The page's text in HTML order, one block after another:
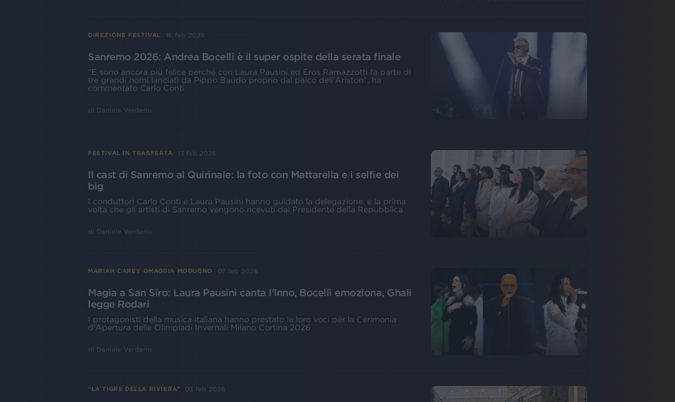
DIREZIONE FESTIVAL 16 feb 2026
Sanremo 2026: Andrea Bocelli è il super ospite della serata finale
"E sono ancora più felice perché con Laura Pausini ed Eros Ramazzotti fa parte di
tre grandi nomi lanciati da Pippo Baudo proprio dal palco dell'Ariston”, ha
commentato Carlo Conti
di Daniele Verderio
FESTIVAL IN TRASFERTA 13 feb 2026
Il cast di Sanremo al Quirinale: la foto con Mattarella e i selfie dei
big
I conduttori Carlo Conti e Laura Pausini hanno guidato la delegazione: è la prima
volta che gli artisti di Sanremo vengono ricevuti dal Presidente della Repubblica
di Daniele Verderio
MARIAH CAREY OMAGGIA MODUGNO 07 feb 2026
Magia a San Siro: Laura Pausini canta l'Inno, Bocelli emoziona, Ghali
legge Rodari
I protagonisti della musica italiana hanno prestato le loro voci per la Cerimonia
d'Apertura delle Olimpiadi Invernali Milano Cortina 2026
di Daniele Verderio
“LA TIGRE DELLA RIVIERA” 03 feb 2026